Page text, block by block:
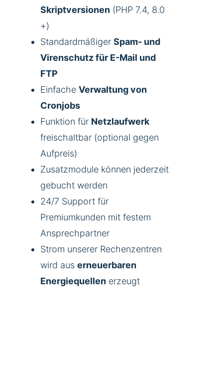
Skriptversionen (PHP 7.4, 8.0
+)
Standardmäßiger Spam- und
Virenschutz für E-Mail und
FTP
Einfache Verwaltung von
Cronjobs
Funktion für Netzlaufwerk
freischaltbar (optional gegen
Aufpreis)
Zusatzmodule können jederzeit
gebucht werden
24/7 Support für
Premiumkunden mit festem
Ansprechpartner
Strom unserer Rechenzentren
wird aus erneuerbaren
Energiequellen erzeugt